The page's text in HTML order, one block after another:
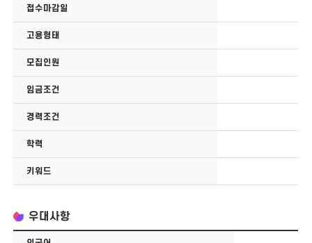
접수마감일
고용형태
모집인원
임금조건
경력조건
학력
키워드
우대사항